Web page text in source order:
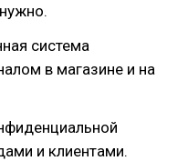
система
в магазине и на
и клиентами.